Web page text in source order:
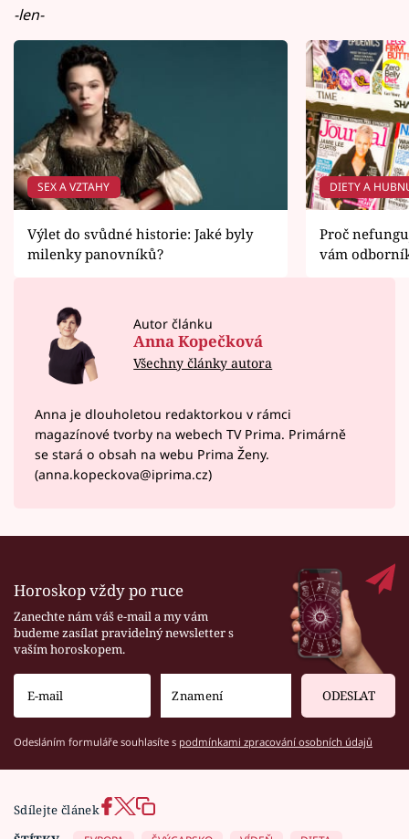
-len-
SEX A VZTAHY
Výlet do svůdné historie: Jaké byly
milenky panovníků?
DIETY A
Proč
vám
Autor článku
Anna Kopečková
Všechny články autora
Anna je dlouholetou redaktorkou v rámci
magazínové tvorby na webech TV Prima. Primárně
se stará o obsah na webu Prima Ženy.
(anna.kopeckova@iprima.cz)
Horoskop vždy po ruce
Zanechte nám váš e-mail a my vám
budeme zasílat pravidelný newsletter s
vaším horoskopem.
ODESLAT
Odesláním formuláře souhlasíte s podmínkami zpracování osobních údajů
Sdílejte článek